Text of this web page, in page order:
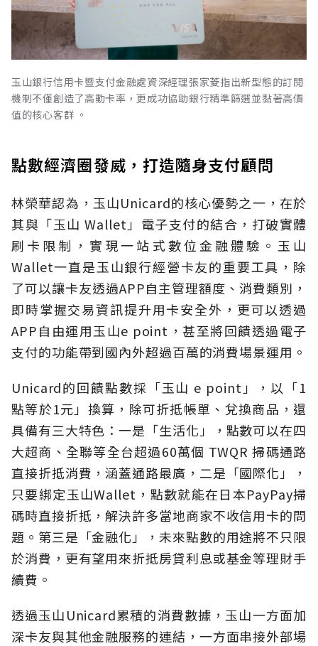
玉山銀行信用卡暨支付金融處資深經理張家菱指出新型態的訂閱
機制不僅創造了高動卡率，更成功協助銀行精準篩選並黏著高價
值的核心客群 。
點數經濟圈發威，打造隨身支付顧問
林榮華認為，玉山Unicard的核心優勢之一，在於
其與「玉山 Wallet」電子支付的結合，打破實體
刷卡限制，實現一站式數位金融體驗。玉山
Wallet一直是玉山銀行經營卡友的重要工具，除
了可以讓卡友透過APP自主管理額度、消費類別，
即時掌握交易資訊提升用卡安全外，更可以透過
APP自由運用玉山e point，甚至將回饋透過電子
支付的功能帶到國內外超過百萬的消費場景運用。
Unicard的回饋點數採「玉山 e point」，以「1
點等於1元」換算，除可折抵帳單、兌換商品，還
具備有三大特色：一是「生活化」，點數可以在四
大超商、全聯等全台超過60萬個 TWQR 掃碼通路
直接折抵消費，涵蓋通路最廣，二是「國際化」，
只要綁定玉山Wallet，點數就能在日本PayPay掃
碼時直接折抵，解決許多當地商家不收信用卡的問
題。第三是「金融化」，未來點數的用途將不只限
於消費，更有望用來折抵房貸利息或基金等理財手
續費。
透過玉山Unicard累積的消費數據，玉山一方面加
深卡友與其他金融服務的連結，一方面串接外部場